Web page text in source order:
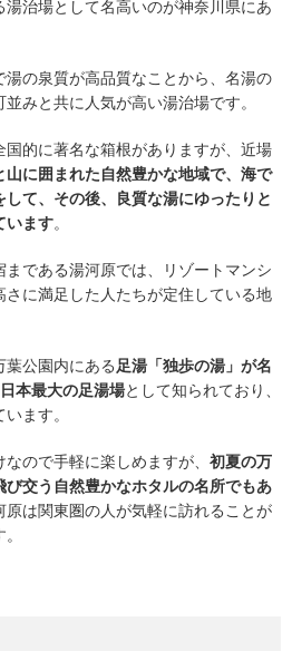
治場として名高いのが神奈川県にあ
の泉質が高品質なことから、名湯の
みと共に人気が高い湯治場です。
的に著名な箱根がありますが、近場
山に囲まれた自然豊かな地域で、海で
て、その後、良質な湯にゆったりと
います。
である湯河原では、リゾートマンシ
さに満足した人たちが定住している地
葉公園内にある足湯「独歩の湯」が名
本最大の足湯場として知られており、
ます。
ので手軽に楽しめますが、 初夏の万
交う自然豊かなホタルの名所でもあ
原は関東圏の人が気軽に訪れることが